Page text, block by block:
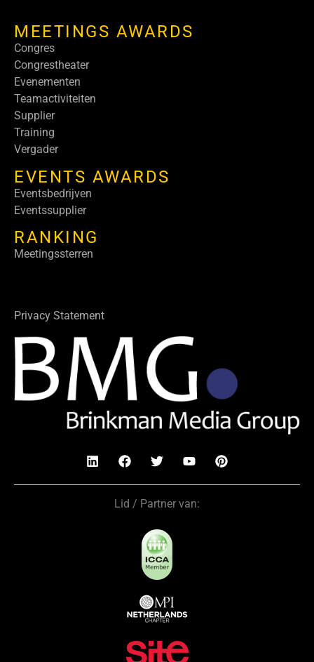
MEETINGS AWARDS
Congres
Congrestheater
Evenementen
Teamactiviteiten
Supplier
Training
Vergader
EVENTS AWARDS
Eventsbedrijven
Eventssupplier
RANKING
Meetingssterren
Privacy Statement
Lid / Partner van: